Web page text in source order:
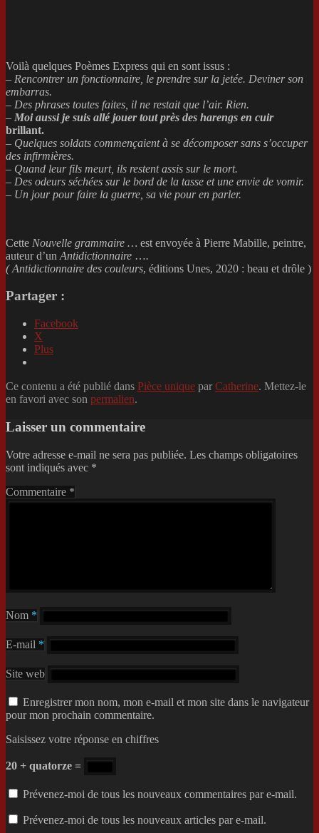
Voilà quelques Poèmes Express qui en sont issus :
– Rencontrer un fonctionnaire, le prendre sur la jetée. Deviner son
embarras.
– Des phrases toutes faites, il ne restait que l’air. Rien.
– Moi aussi je suis allé jouer tout près des harengs en cuir
brillant.
– Quelques soldats commençaient à se décomposer sans s’occuper
des infirmières.
– Quand leur fils meurt, ils restent assis sur le mort.
– Des odeurs séchées sur le bord de la tasse et une envie de vomir.
– Un jour pour faire la guerre, sa vie pour en parler.
Cette Nouvelle grammaire … est envoyée à Pierre Mabille, peintre,
auteur d’un Antidictionnaire ….
( Antidictionnaire des couleurs, éditions Unes, 2020 : beau et drôle )
Partager :
Facebook
X
Plus
Ce contenu a été publié dans Pièce unique par Catherine. Mettez-le
en favori avec son permalien.
Laisser un commentaire
Votre adresse e-mail ne sera pas publiée. Les champs obligatoires
sont indiqués avec *
Commentaire *
Nom *
E-mail *
Site web
Enregistrer mon nom, mon e-mail et mon site dans le navigateur
pour mon prochain commentaire.
Saisissez votre réponse en chiffres
20 + quatorze =
Prévenez-moi de tous les nouveaux commentaires par e-mail.
Prévenez-moi de tous les nouveaux articles par e-mail.